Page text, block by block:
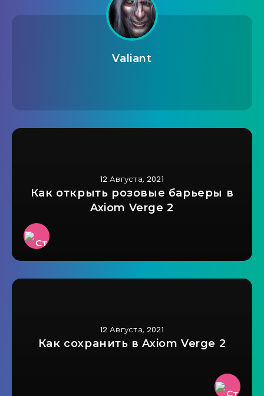
Valiant
12 Августа, 2021
Как открыть розовые барьеры в
Axiom Verge 2
12 Августа, 2021
Как сохранить в Axiom Verge 2